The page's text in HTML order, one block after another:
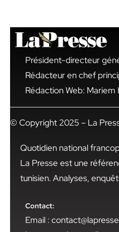
Président-directeur
Rédacteur en chef
Rédaction Web: Mariem
© Copyright 2025 – La
Quotidien national
La Presse est une
tunisien. Analyses,
Contact:
Email :